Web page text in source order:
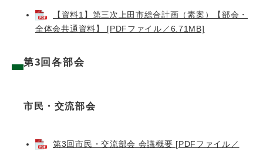
【資料1】第三次上田市総合計画（素案）【部会・
全体会共通資料】 [PDFファイル／6.71MB]
第3回各部会
市民・交流部会
第3回市民・交流部会 会議概要 [PDFファイル／